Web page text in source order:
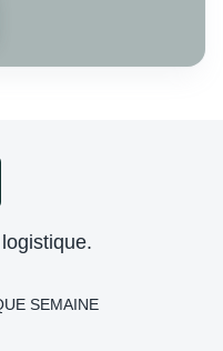
SEMAINE